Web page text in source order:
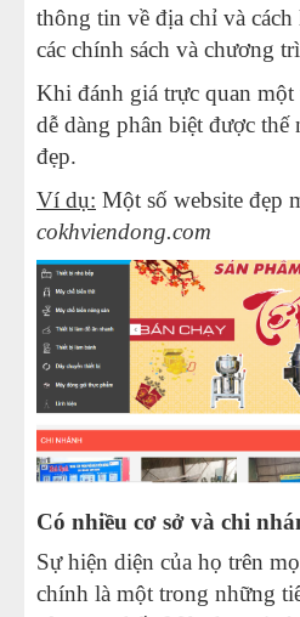
thông tin về địa chỉ và
các chính sách và chương
Khi đánh giá trực quan một
dễ dàng phân biệt được thế
đẹp.
Ví dụ: Một số website đẹp
cokhviendong.com
Có nhiều cơ sở và chi
Sự hiện diện của họ trên
chính là một trong những